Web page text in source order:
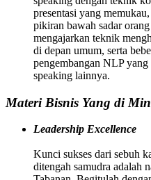
presentasi yang
pikiran bawah sadar
mengajarkan teknik
di depan umum, serta
pengembangan NLP
speaking lainnya.
Materi Bisnis Yang di
Leadership Excellence
Kunci sukses dari sebuh
ditengah samudra adalah